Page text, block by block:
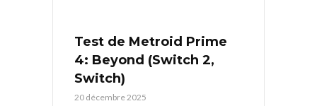
Test de Metroid Prime
4: Beyond (Switch 2,
Switch)
20 décembre 2025